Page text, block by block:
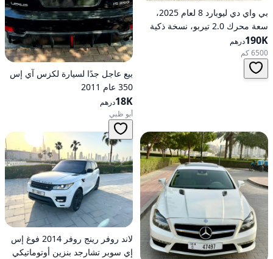
بي واي دي ليوبارد 8 لعام 2025،
سعة محرك 2.0 تيربو، نسخة ذكية
رائدة هجينة ذات دفع كلي على
العجلات
190Kدرهم
6500 كم
بيع عاجل جدًا لسيارة لكزس آي إس
350 عام 2011
18Kدرهم
أبو ظبي
لاند روفر رينج روفر 2014 فوغ إس
إي سوبر تشارجد بنزين أوتوماتيكي